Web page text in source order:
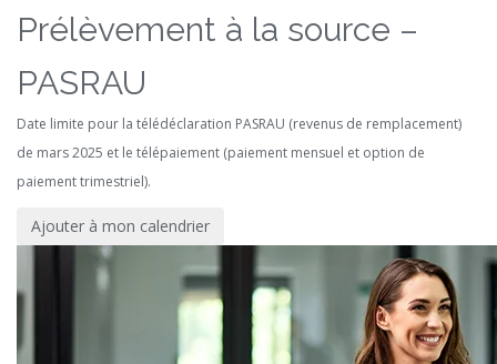
Prélèvement à la source –
PASRAU
Date limite pour la télédéclaration PASRAU (revenus de remplacement)
de mars 2025 et le télépaiement (paiement mensuel et option de
paiement trimestriel).
Ajouter à mon calendrier